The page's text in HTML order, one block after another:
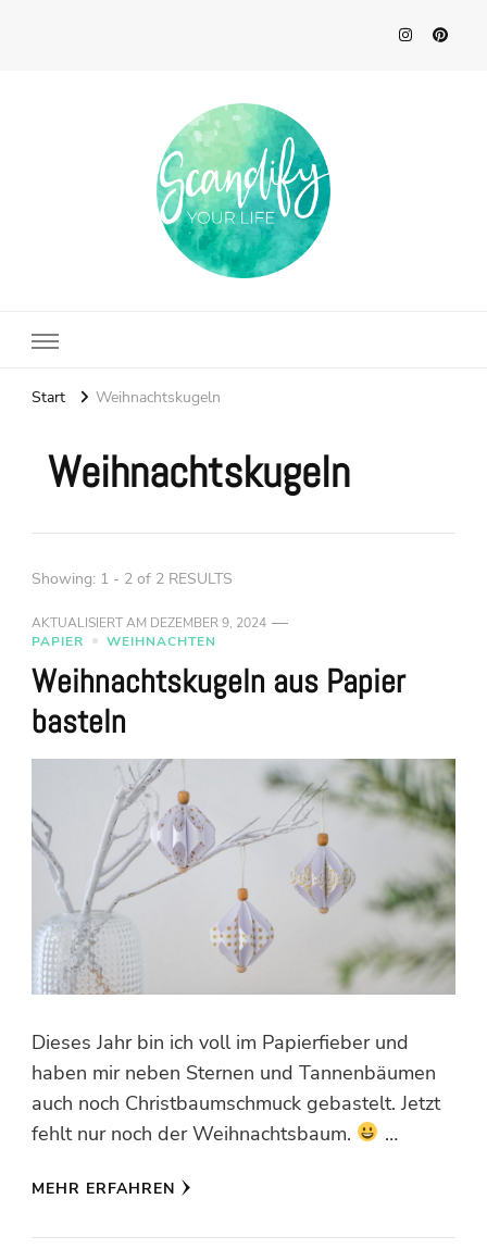
Start Weihnachtskugeln
Weihnachtskugeln
Showing: 1 - 2 of 2 RESULTS
AKTUALISIERT AM DEZEMBER 9, 2024
PAPIER
WEIHNACHTEN
Weihnachtskugeln aus Papier
basteln
Dieses Jahr bin ich voll im Papierfieber und
haben mir neben Sternen und Tannenbäumen
auch noch Christbaumschmuck gebastelt. Jetzt
fehlt nur noch der Weihnachtsbaum.
…
MEHR ERFAHREN